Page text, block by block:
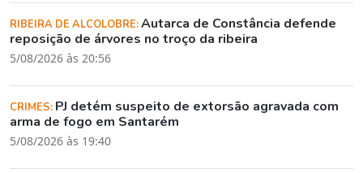
RIBEIRA DE ALCOLOBRE:Autarca de Constância defende
reposição de árvores no troço da ribeira
5/08/2026 às 20:56
CRIMES: PJ detém suspeito de extorsão agravada com
arma de fogo em Santarém
5/08/2026 às 19:40